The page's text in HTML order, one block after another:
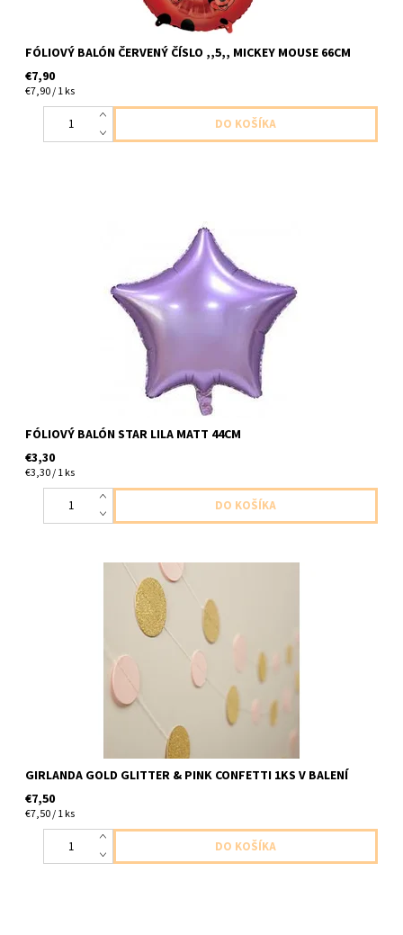
FÓLIOVÝ BALÓN ČERVENÝ ČÍSLO ,,5,, MICKEY MOUSE 66CM
€7,90
€7,90 / 1 ks
foliovy balon v tvare hviezdy fialovo matny 1ks v baleni velkost
44cm dodavame nenafukany
FÓLIOVÝ BALÓN STAR LILA MATT 44CM
€3,30
€3,30 / 1 ks
papierova girlanda zlata trblietava a ruzove kruzky 1ks v baleni
GIRLANDA GOLD GLITTER & PINK CONFETTI 1KS V BALENÍ
€7,50
€7,50 / 1 ks